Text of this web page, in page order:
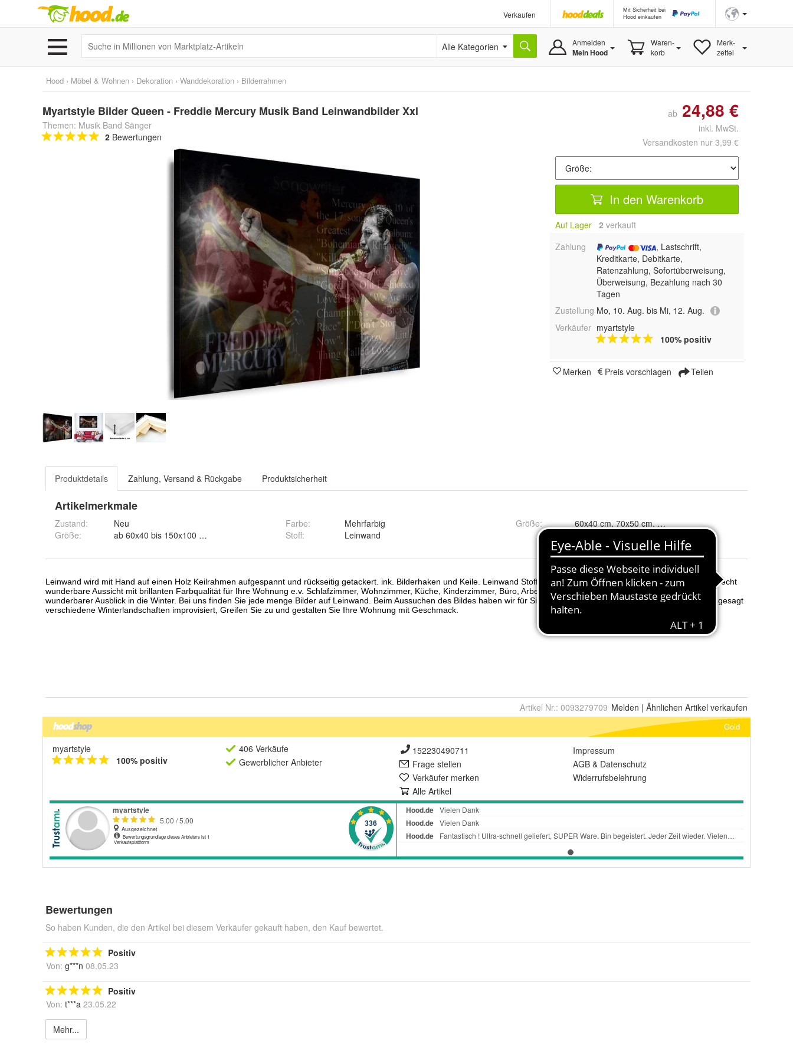
Verkaufen
Mit Sicherheit bei
Hood einkaufen
Alle Kategorien Anmelden
Mein Hood
Waren-
korb
Merk-
zettel
Hood › Möbel & Wohnen › Dekoration › Wanddekoration › Bilderrahmen
Myartstyle Bilder Queen - Freddie Mercury Musik Band Leinwandbilder Xxl
Themen: Musik Band Sänger
2 Bewertungen
ab 24,88 €
inkl. MwSt.
Versandkosten nur 3,99 €
In den Warenkorb
Auf Lager 2 verkauft
Zahlung
, Lastschrift,
Kreditkarte, Debitkarte,
Ratenzahlung, Sofortüberweisung,
Überweisung, Bezahlung nach 30
Tagen
Zustellung Mo, 10. Aug. bis Mi, 12. Aug.
Verkäufer myartstyle
100% positiv
Merken Preis vorschlagen Teilen
Produktdetails Zahlung, Versand & Rückgabe Produktsicherheit
Artikelmerkmale
Zustand:
Neu
Größe: ab 60x40 bis 150x100 cm
Farbe:
Mehrfarbig
Stoff: Leinwand
Größe:
Artikel Nr.: 0093279709 Melden | Ähnlichen Artikel verkaufen
Gold
myartstyle
100% positiv
406 Verkäufe
Gewerblicher Anbieter
152230490711
Frage stellen
Verkäufer merken
Alle Artikel
Impressum
AGB & Datenschutz
Widerrufsbelehrung
Bewertungen
So haben Kunden, die den Artikel bei diesem Verkäufer gekauft haben, den Kauf bewertet.
Positiv
Von: g***n 08.05.23
Positiv
Von: t***a 23.05.22
Mehr...